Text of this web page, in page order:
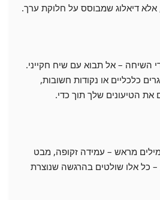
דיאלוג שמבוסס על חלוקת ערך.
השיחה – אל תבוא עם שיח חקייני.
כלכליים או נקודות חשובות,
הטיעונים שלך תוך כדי.
מראש – עמידה זקופה, מבט
– כל אלו שולטים בהרגשה שנוצרת